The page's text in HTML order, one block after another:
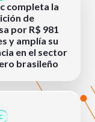
completa la
de
por R$ 981
y amplía su
en el sector
brasileño